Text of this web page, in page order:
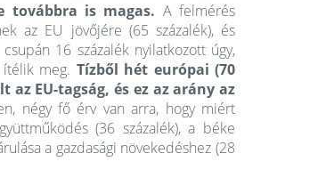
továbbra is magas. A felmérés
az EU jövőjére (65 százalék), és
16 százalék nyilatkozott úgy,
meg. Tízből hét európai (70
EU-tagság, és ez az arány az
négy fő érv van arra, hogy miért
(36 százalék), a béke
a gazdasági növekedéshez (28